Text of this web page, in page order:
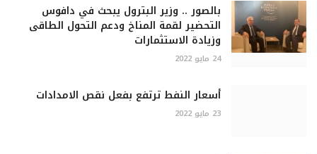
بالصور .. وزير البترول يبحث في دافوس
التحضير لقمة المناخ ودعم التحول الطاقى
وزيادة الاستثمارات
24 مايو 2022
أسعار النفط ترتفع بفعل نقص الامدادات
23 مايو 2022